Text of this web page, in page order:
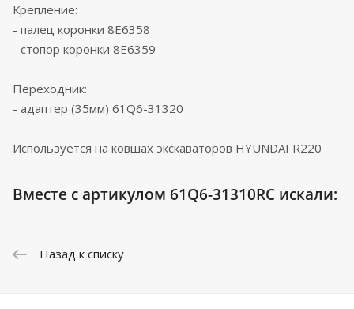
Крепление:
- палец коронки 8E6358
- стопор коронки 8E6359
Переходник:
- адаптер (35мм) 61Q6-31320
Иcпользуется на ковшах экскаваторов HYUNDAI R220
Вместе с артикулом 61Q6-31310RC искали:
Назад к списку